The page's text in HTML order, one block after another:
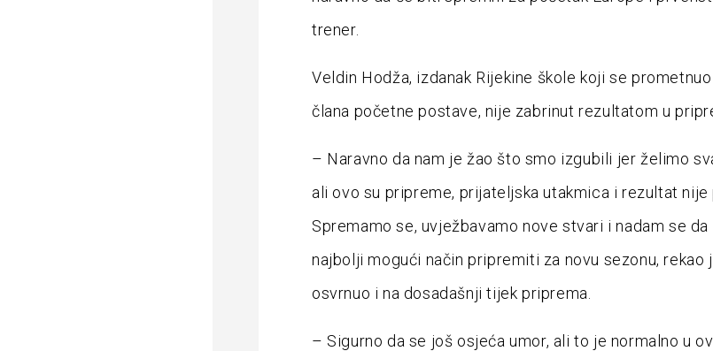
trener.
Veldin Hodža, izdanak Rijekine škole koji se
člana početne postave, nije zabrinut rezultatom u
– Naravno da nam je žao što smo izgubili jer želimo
ali ovo su pripreme, prijateljska utakmica i rezultat nije
Spremamo se, uvježbavamo nove stvari i nadam se da
najbolji mogući način pripremiti za novu sezonu, rekao
osvrnuo i na dosadašnji tijek priprema.
– Sigurno da se još osjeća umor, ali to je normalno u